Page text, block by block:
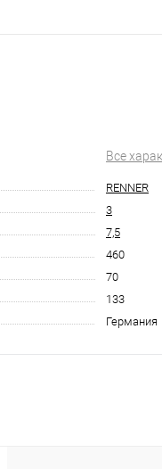
Все
RENNER
3
7,5
460
70
133
Германия